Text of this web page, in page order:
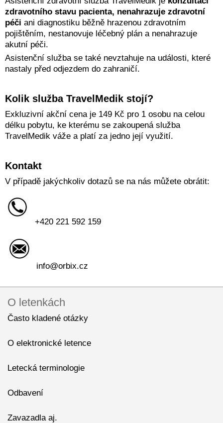
zdravotního stavu pacienta, nenahrazuje zdravotní
péči ani diagnostiku běžně hrazenou zdravotním
pojištěním, nestanovuje léčebný plán a nenahrazuje
akutní péči.
Asistenční služba se také nevztahuje na události, které
nastaly před odjezdem do zahraničí.
Kolik služba TravelMedik stojí?
Exkluzivní akční cena je 149 Kč pro 1 osobu na celou
délku pobytu, ke kterému se zakoupená služba
TravelMedik váže a platí za jedno její využití.
Kontakt
V případě jakýchkoliv dotazů se na nás můžete obrátit:
+420 221 592 159
info@orbix.cz
O letenkách
Často kladené otázky
O elektronické letence
Letecká terminologie
Odbavení
Zavazadla aj.